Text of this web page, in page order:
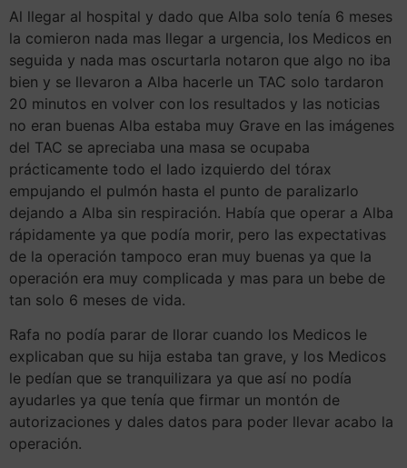
Al llegar al hospital y dado que Alba solo tenía 6 meses
la comieron nada mas llegar a urgencia, los Medicos en
seguida y nada mas oscurtarla notaron que algo no iba
bien y se llevaron a Alba hacerle un TAC solo tardaron
20 minutos en volver con los resultados y las noticias
no eran buenas Alba estaba muy Grave en las imágenes
del TAC se apreciaba una masa se ocupaba
prácticamente todo el lado izquierdo del tórax
empujando el pulmón hasta el punto de paralizarlo
dejando a Alba sin respiración. Había que operar a Alba
rápidamente ya que podía morir, pero las expectativas
de la operación tampoco eran muy buenas ya que la
operación era muy complicada y mas para un bebe de
tan solo 6 meses de vida.
Rafa no podía parar de llorar cuando los Medicos le
explicaban que su hija estaba tan grave, y los Medicos
le pedían que se tranquilizara ya que así no podía
ayudarles ya que tenía que firmar un montón de
autorizaciones y dales datos para poder llevar acabo la
operación.